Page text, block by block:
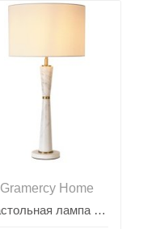
Gramercy Home
Настольная лампа Saratoga